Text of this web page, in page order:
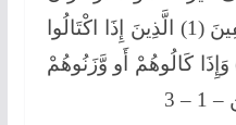
می فرماید: (وَيْلٌ لِّلْمُطَفِّفِينَ (1) الَّذِينَ إِذَا اكْتَالُوا
النَّاسِ يَسْتَوْفُونَ (2) وَإِذَا كَالُوهُمْ أَو وَّزَنُوهُمْ
3